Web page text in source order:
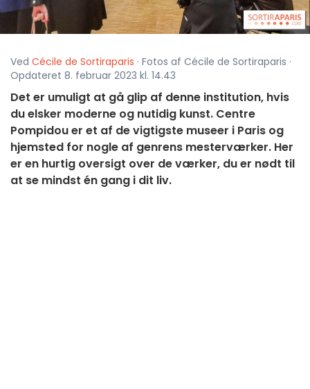
Ved Cécile de Sortiraparis · Fotos af Cécile de Sortiraparis ·
Opdateret 8. februar 2023 kl. 14.43
Det er umuligt at gå glip af denne institution, hvis
du elsker moderne og nutidig kunst. Centre
Pompidou er et af de vigtigste museer i Paris og
hjemsted for nogle af genrens mesterværker. Her
er en hurtig oversigt over de værker, du er nødt til
at se mindst én gang i dit liv.